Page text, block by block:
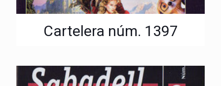
Cartelera núm. 1397